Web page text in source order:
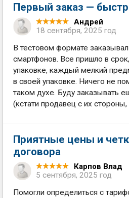
Первый заказ —
Андрей
18 сентября, 2025 год
В тестовом формате
смартфонов. Все пришло в
упаковке, каждый мелкий
в своей упаковке. Ничего не
таком духе. Буду заказывать
(кстати продавец с их
Приятные цены и
договора
Карпов Влад
5 сентября, 2025 год
Помогли определиться с